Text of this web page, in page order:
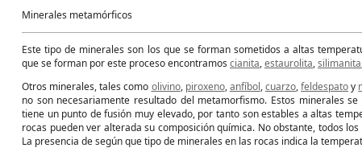
Minerales metamórficos
Este tipo de minerales son los que se forman sometidos a altas
que se forman por este proceso encontramos cianita,estaurolita,silimanita
Otros minerales, tales como olivino, piroxeno,anfíbol,cuarzo,feldespatoy
no son necesariamente resultado del metamorfismo. Estos minerales
tiene un punto de fusión muy elevado, por tanto son estables a altas
rocas pueden ver alterada su composición química. No obstante, todos
La presencia de según que tipo de minerales en las rocas indica la